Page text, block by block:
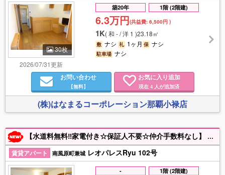
30枚
2026/07/31更新
築20年 1階 (2階建)
6.3万円(共益費:6,500円 )
1K(和 - / 洋 1 )23.18㎡
敷 ナシ 礼 1ヶ月保 ナシ
駐車場 ナシ
お問い合わせ
【無料】
お気に入り追加
現在 4 人が追加済
(株)はなまるコーポレーション那覇小禄店
【水道料無料‼家電付き☆保証人不要☆仲介手数料なし】 月額3,630円でインターネット(Wi-Fi)使い放題♪ 家具家電付きのお部屋で新生活をすぐに始められますよ☆ 土日祝祭日も営業してます‼お部屋探しはお任せ下さい‼ お問い合わせお待ちしております♪
賃貸アパート 南風原町兼城 レオパレスRyu 102号
- 1階 (2階建)